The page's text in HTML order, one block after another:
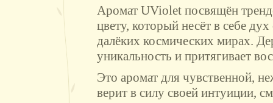
Аромат UViolet посвящён
цвету, который несёт в себе
далёких космических мирах.
уникальность и притягивает
Это аромат для чувственной,
верит в силу своей интуиции,